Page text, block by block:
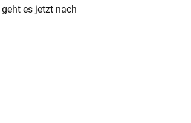
es jetzt nach